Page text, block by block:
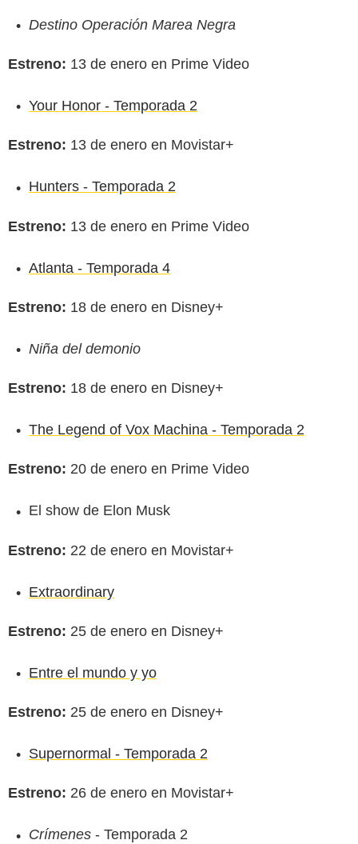
Destino Operación Marea Negra
Estreno: 13 de enero en Prime Video
Your Honor - Temporada 2
Estreno: 13 de enero en Movistar+
Hunters - Temporada 2
Estreno: 13 de enero en Prime Video
Atlanta - Temporada 4
Estreno: 18 de enero en Disney+
Niña del demonio
Estreno: 18 de enero en Disney+
The Legend of Vox Machina - Temporada 2
Estreno: 20 de enero en Prime Video
El show de Elon Musk
Estreno: 22 de enero en Movistar+
Extraordinary
Estreno: 25 de enero en Disney+
Entre el mundo y yo
Estreno: 25 de enero en Disney+
Supernormal - Temporada 2
Estreno: 26 de enero en Movistar+
Crímenes - Temporada 2